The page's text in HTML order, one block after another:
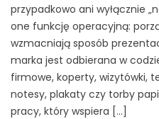
przypadkowo ani wyłącznie
one funkcję operacyjną:
wzmacniają sposób
marka jest odbierana w
firmowe, koperty, wizytówki,
notesy, plakaty czy torby
pracy, który wspiera […]